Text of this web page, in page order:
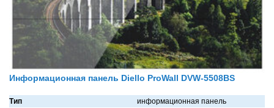
Информационная панель Diello ProWall DVW-5508BS
Тип
информационная панель